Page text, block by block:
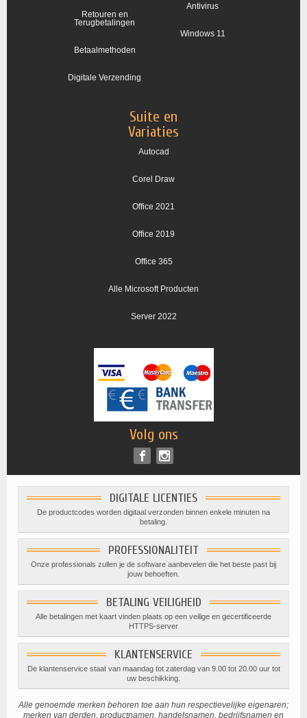
Retouren en
Terugbetalingen
Betaalmethoden
Digitale Verzending
Antivirus
Windows 11
Suite en
Variaties
Autocad
Corel Draw
Office 2021
Office 2019
Office 365
Alle Microsoft Producten
Server 2022
Volg ons
DIGITALE LICENTIES
De productcodes worden digitaal verzonden binnen enkele minuten na
betaling.
PROFESSIONALITEIT
Onze professionals zullen je de software aanbevelen die het beste past bij
jouw behoeften.
BETALING VEILIGHEID
Alle betalingen met kaart vinden plaats op een veilige en gecertificeerde
HTTPS-server
KLANTENSERVICE
De klantenservice staat van maandag tot zaterdag van 9.00 tot 20.00 uur tot
uw beschikking.
Alle genoemde merken behoren toe aan hun respectievelijke eigenaren;
merken van derden, productnamen, handelsnamen, bedrijfsnamen en